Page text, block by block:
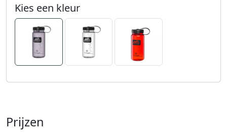
Kies een kleur
Prijzen